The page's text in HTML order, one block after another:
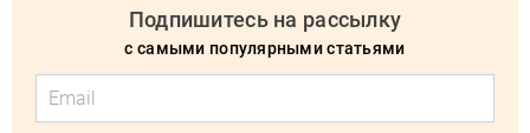
Подпишитесь на рассылку
с самыми популярными статьями